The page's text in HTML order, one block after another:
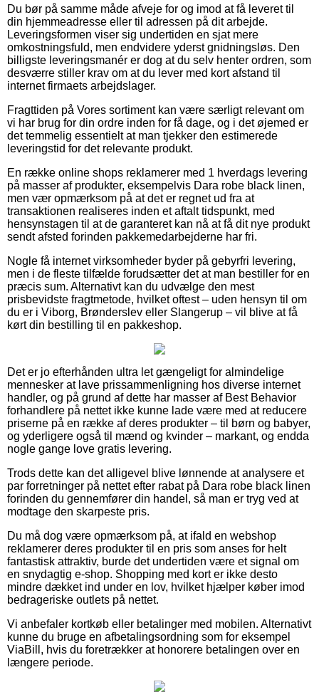
Du bør på samme måde afveje for og imod at få leveret til
din hjemmeadresse eller til adressen på dit arbejde.
Leveringsformen viser sig undertiden en sjat mere
omkostningsfuld, men endvidere yderst gnidningsløs. Den
billigste leveringsmanér er dog at du selv henter ordren, som
desværre stiller krav om at du lever med kort afstand til
internet firmaets arbejdslager.
Fragttiden på Vores sortiment kan være særligt relevant om
vi har brug for din ordre inden for få dage, og i det øjemed er
det temmelig essentielt at man tjekker den estimerede
leveringstid for det relevante produkt.
En række online shops reklamerer med 1 hverdags levering
på masser af produkter, eksempelvis Dara robe black linen,
men vær opmærksom på at det er regnet ud fra at
transaktionen realiseres inden et aftalt tidspunkt, med
hensynstagen til at de garanteret kan nå at få dit nye produkt
sendt afsted forinden pakkemedarbejderne har fri.
Nogle få internet virksomheder byder på gebyrfri levering,
men i de fleste tilfælde forudsætter det at man bestiller for en
præcis sum. Alternativt kan du udvælge den mest
prisbevidste fragtmetode, hvilket oftest – uden hensyn til om
du er i Viborg, Brønderslev eller Slangerup – vil blive at få
kørt din bestilling til en pakkeshop.
Det er jo efterhånden ultra let gængeligt for almindelige
mennesker at lave prissammenligning hos diverse internet
handler, og på grund af dette har masser af Best Behavior
forhandlere på nettet ikke kunne lade være med at reducere
priserne på en række af deres produkter – til børn og babyer,
og yderligere også til mænd og kvinder – markant, og endda
nogle gange love gratis levering.
Trods dette kan det alligevel blive lønnende at analysere et
par forretninger på nettet efter rabat på Dara robe black linen
forinden du gennemfører din handel, så man er tryg ved at
modtage den skarpeste pris.
Du må dog være opmærksom på, at ifald en webshop
reklamerer deres produkter til en pris som anses for helt
fantastisk attraktiv, burde det undertiden være et signal om
en snydagtig e-shop. Shopping med kort er ikke desto
mindre dækket ind under en lov, hvilket hjælper køber imod
bedrageriske outlets på nettet.
Vi anbefaler kortkøb eller betalinger med mobilen. Alternativt
kunne du bruge en afbetalingsordning som for eksempel
ViaBill, hvis du foretrækker at honorere betalingen over en
længere periode.